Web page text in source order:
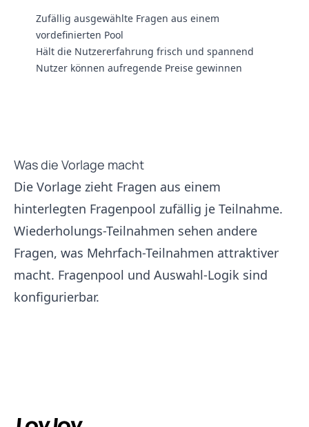
Zufällig ausgewählte Fragen aus einem
vordefinierten Pool
Hält die Nutzererfahrung frisch und spannend
Nutzer können aufregende Preise gewinnen
Was die Vorlage macht
Die Vorlage zieht Fragen aus einem
hinterlegten Fragenpool zufällig je Teilnahme.
Wiederholungs-Teilnahmen sehen andere
Fragen, was Mehrfach-Teilnahmen attraktiver
macht. Fragenpool und Auswahl-Logik sind
konfigurierbar.